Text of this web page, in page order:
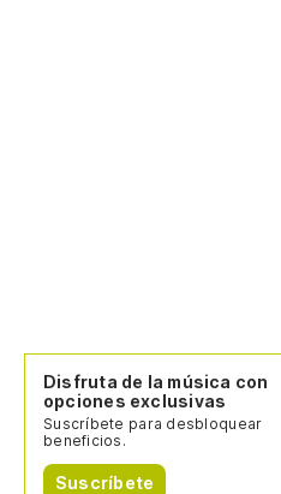
Disfruta de la música con
opciones exclusivas
Suscríbete para desbloquear
beneficios.
Suscríbete